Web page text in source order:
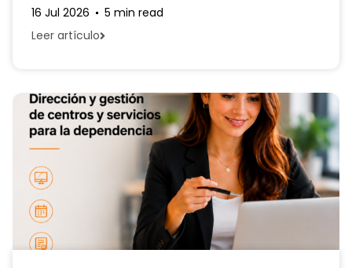
16 Jul 2026
5 min read
Leer artículo